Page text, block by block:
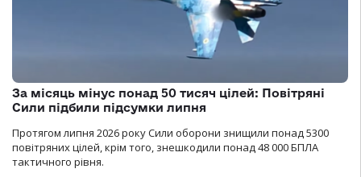
За місяць мінус понад 50 тисяч цілей: Повітряні
Сили підбили підсумки липня
Протягом липня 2026 року Cили оборони знищили понад 5300
повітряних цілей, крім того, знешкодили понад 48 000 БПЛА
тактичного рівня.